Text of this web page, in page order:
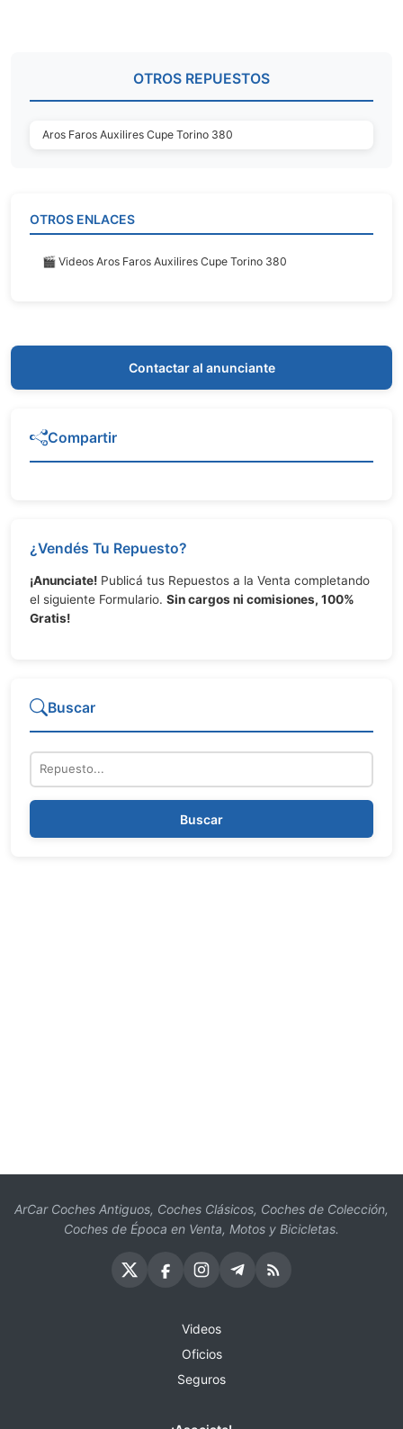
OTROS REPUESTOS
Aros Faros Auxilires Cupe Torino 380
OTROS ENLACES
🎬 Videos Aros Faros Auxilires Cupe Torino 380
Contactar al anunciante
Compartir
¿Vendés Tu Repuesto?
¡Anunciate! Publicá tus Repuestos a la Venta completando
el siguiente Formulario. Sin cargos ni comisiones, 100%
Gratis!
Buscar
Repuesto
Buscar
ArCar Coches Antiguos, Coches Clásicos, Coches de Colección,
Coches de Época en Venta, Motos y Bicicletas.
Videos
Oficios
Seguros